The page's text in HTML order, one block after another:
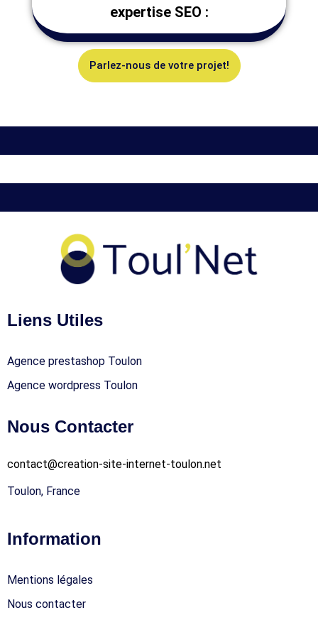
expertise SEO :
Parlez-nous de votre projet!
Liens Utiles
Agence prestashop Toulon
Agence wordpress Toulon
Nous Contacter
contact@creation-site-internet-toulon.net
Toulon, France
Information
Mentions légales
Nous contacter